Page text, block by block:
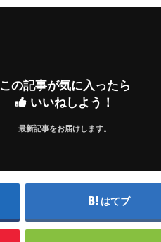
この記事が気に入ったら
いいねしよう！
最新記事をお届けします。
はてブ